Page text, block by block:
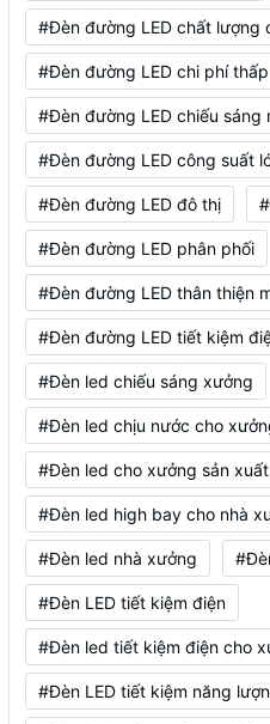
#Đèn đường LED chất lượng
#Đèn đường LED chi phí thấp
#Đèn đường LED chiếu sáng
#Đèn đường LED công suất
#Đèn đường LED đô thị
#Đèn đường LED phân phối
#Đèn đường LED thân thiện
#Đèn đường LED tiết kiệm
#Đèn led chiếu sáng xưởng
#Đèn led chịu nước cho
#Đèn led cho xưởng sản xuất
#Đèn led high bay cho nhà
#Đèn led nhà xưởng
#Đèn LED tiết kiệm điện
#Đèn led tiết kiệm điện cho
#Đèn LED tiết kiệm năng